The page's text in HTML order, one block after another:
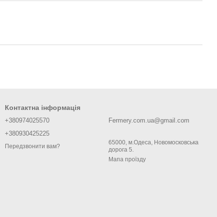
Контактна інформація
+380974025570
+380930425225
Передзвонити вам?
Fermery.com.ua@gmail.com
65000, м.Одеса, Новомосковська
дорога 5.
Мапа проїзду